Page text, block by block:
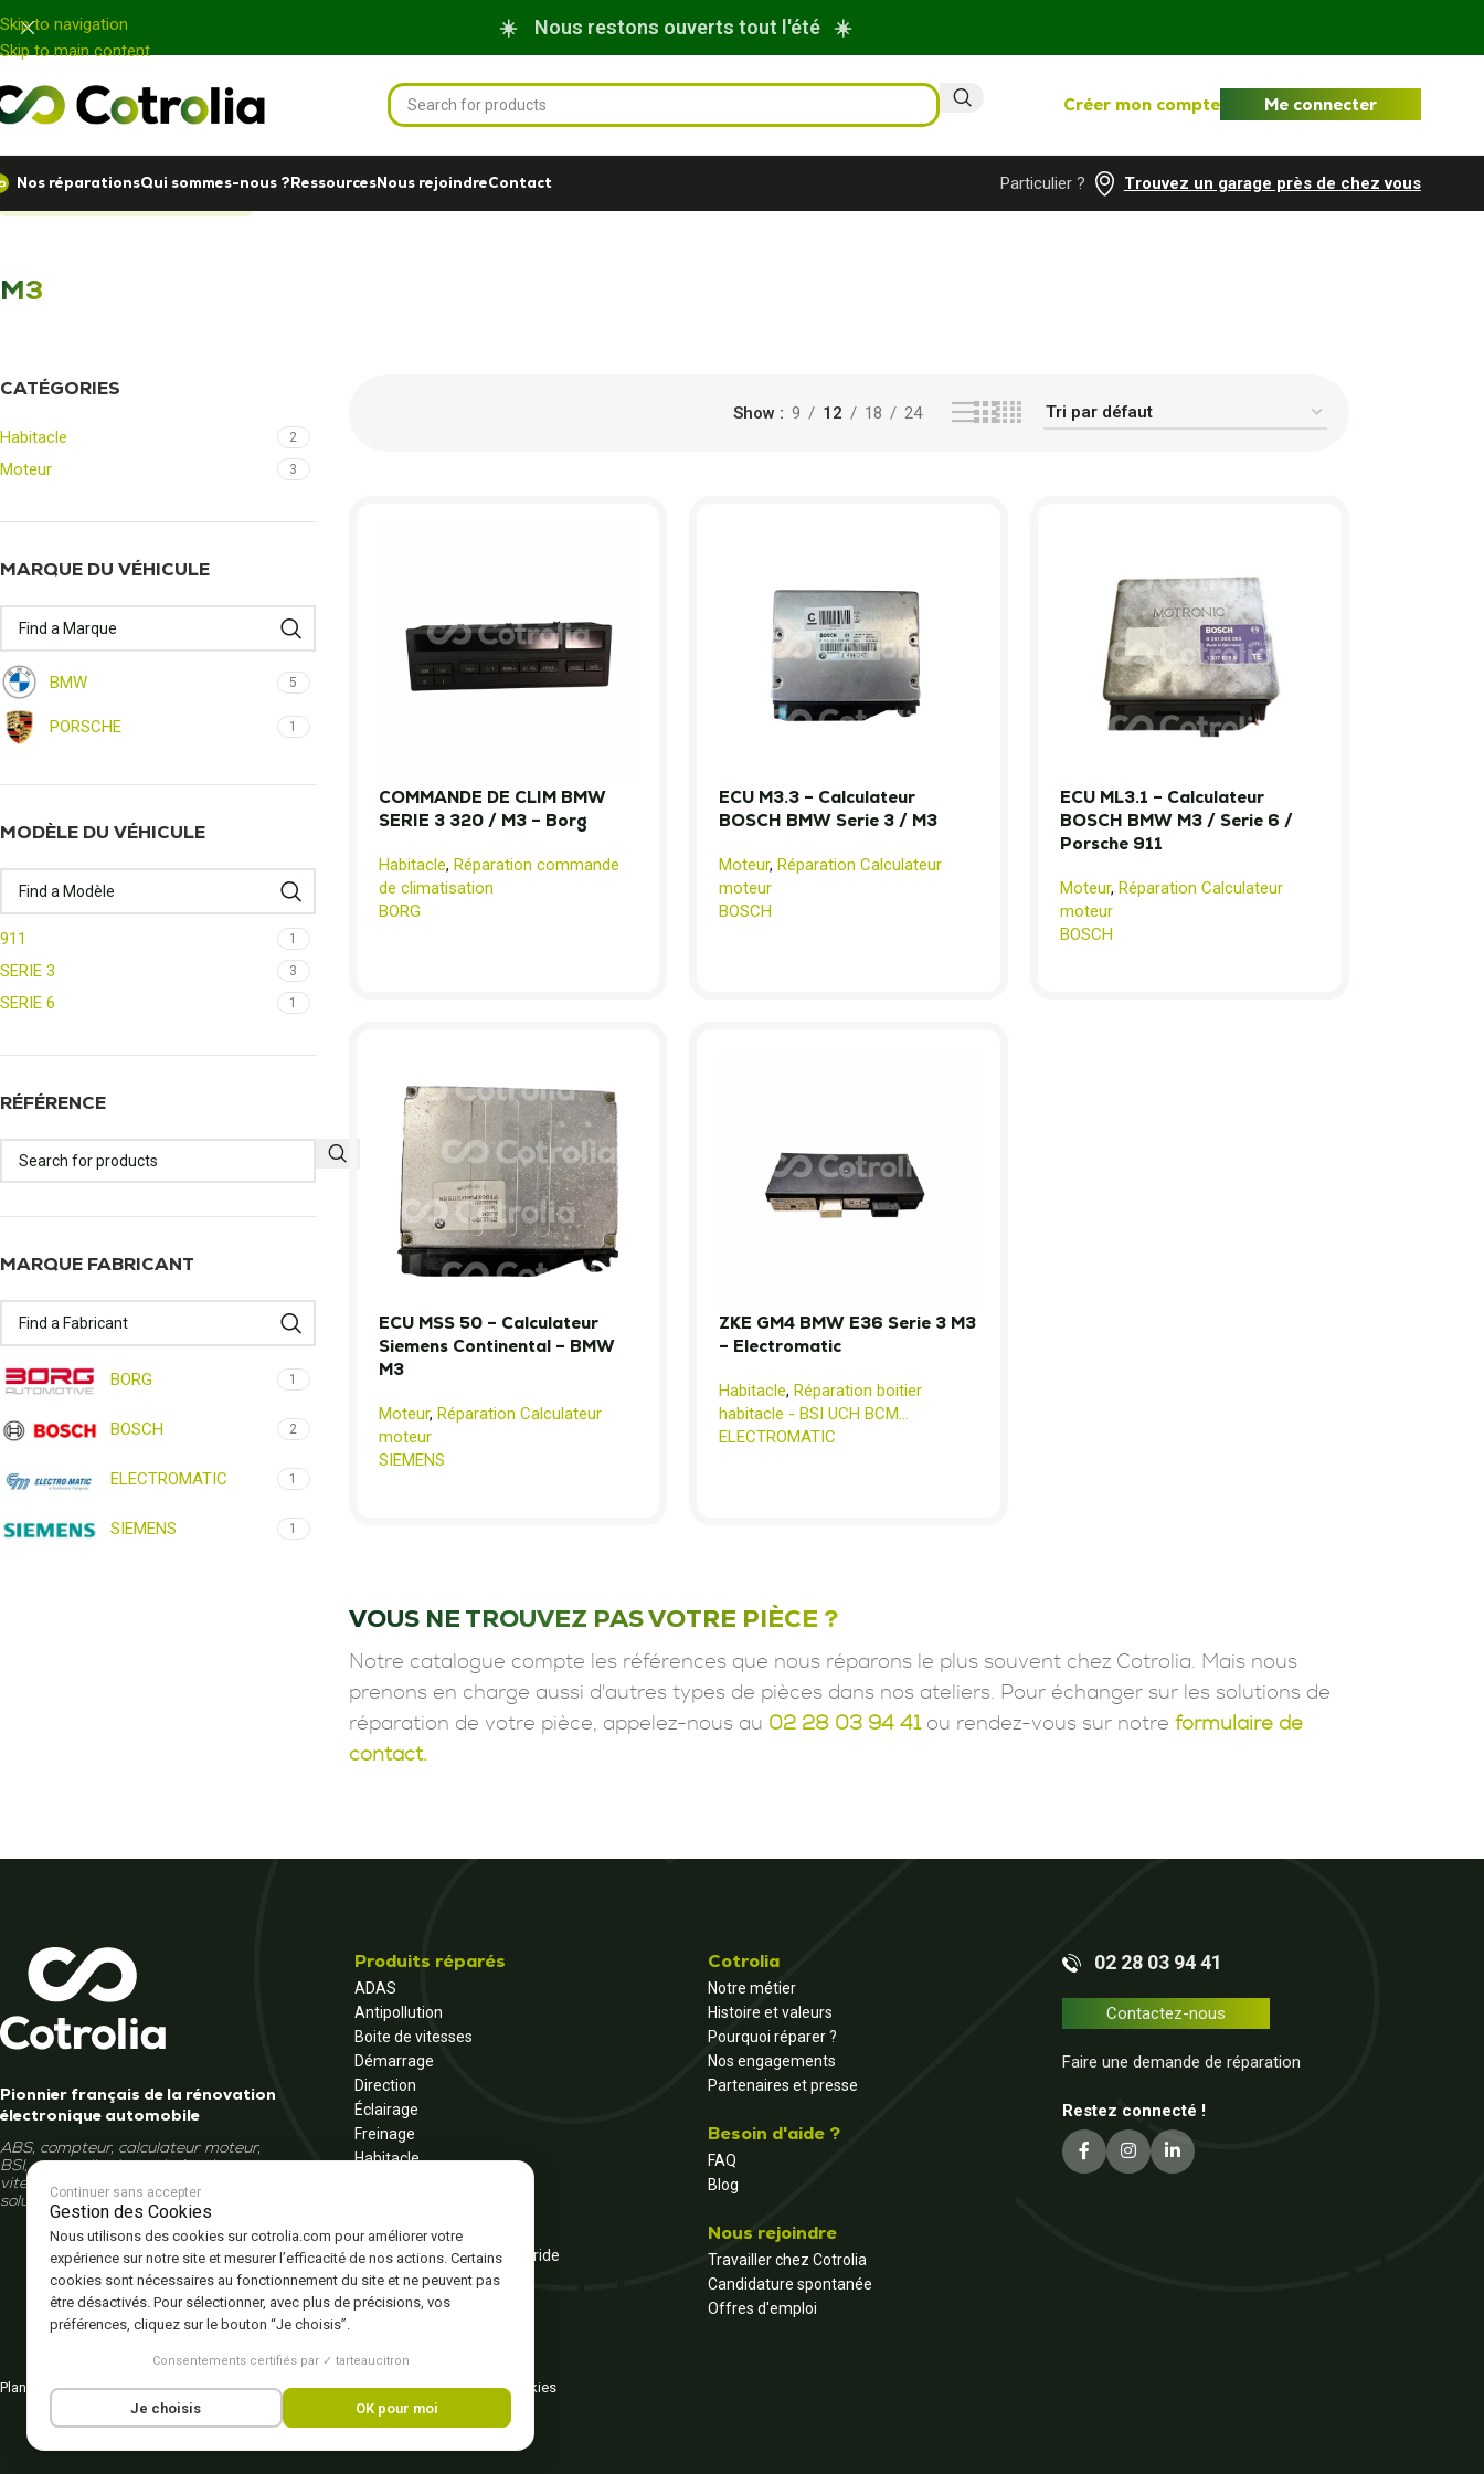
Panneau de gestion des cookies
Skip to navigation
Skip to main content
☀️ Nous restons ouverts tout l'été ☀️
Créer mon compte Me connecter
Nos réparationsQui sommes-nous ?RessourcesNous rejoindreContact Particulier ? Trouvez un garage près de chez vous
M3
CATÉGORIES
Habitacle 2
Moteur 3
MARQUE DU VÉHICULE
BMW 5
PORSCHE 1
MODÈLE DU VÉHICULE
911 1
SERIE 3 3
SERIE 6 1
RÉFÉRENCE
MARQUE FABRICANT
BORG 1
BOSCH 2
ELECTROMATIC 1
SIEMENS 1
Show 9 12 18 24
COMMANDE DE CLIM BMW
SERIE 3 320 / M3 – Borg
Habitacle, Réparation commande
de climatisation
BORG
ECU M3.3 – Calculateur
BOSCH BMW Serie 3 / M3
Moteur, Réparation Calculateur
moteur
BOSCH
ECU ML3.1 – Calculateur
BOSCH BMW M3 / Serie 6 /
Porsche 911
Moteur, Réparation Calculateur
moteur
BOSCH
ECU MSS 50 – Calculateur
Siemens Continental – BMW
M3
Moteur, Réparation Calculateur
moteur
SIEMENS
ZKE GM4 BMW E36 Serie 3 M3
– Electromatic
Habitacle, Réparation boitier
habitacle - BSI UCH BCM...
ELECTROMATIC
VOUS NE TROUVEZ PAS VOTRE PIÈCE ?
Notre catalogue compte les références que nous réparons le plus souvent chez Cotrolia. Mais nous
prenons en charge aussi d'autres types de pièces dans nos ateliers. Pour échanger sur les solutions de
réparation de votre pièce, appelez-nous au 02 28 03 94 41ou rendez-vous sur notre formulaire de
contact.
Pionnier français de la rénovation
électronique automobile
ABS, compteur, calculateur moteur,
BSI, autoradio, écran, boîte de
vitesses... Et si la réparation était la
solution ?
Produits réparés
ADAS
Antipollution
Boite de vitesses
Démarrage
Direction
Éclairage
Freinage
Habitacle
Tableau de bord
Véhicule électrique et hybride
Cotrolia
Notre métier
Histoire et valeurs
Pourquoi réparer ?
Nos engagements
Partenaires et presse
Besoin d'aide ?
FAQ
Blog
Nous rejoindre
Travailler chez Cotrolia
Candidature spontanée
Offres d'emploi
02 28 03 94 41
Contactez-nous
Faire une demande de réparation
Restez connecté !
Plan du sitePolitique de confidentialitéCGV – CGUMentions légalesGestion des cookies
Continuer sans accepter
Gestion des Cookies
Nous utilisons des cookies sur cotrolia.com pour améliorer votre
expérience sur notre site et mesurer l’efficacité de nos actions. Certains
cookies sont nécessaires au fonctionnement du site et ne peuvent pas
être désactivés. Pour sélectionner, avec plus de précisions, vos
préférences, cliquez sur le bouton “Je choisis”.
Consentements certifiés par ✓ tarteaucitron
Je choisis OK pour moi